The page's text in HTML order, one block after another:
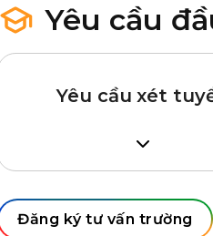
Yêu cầu
Yêu cầu xét
lên
Đăng ký tư vấn trường